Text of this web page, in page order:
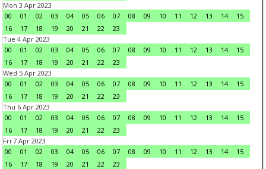
Mon 3 Apr 2023
00
01 02 03 04 05 06 07 08 09 10 11 12 13 14
15
16
17 18 19 20 21 22
23
Tue 4 Apr 2023
00
01 02 03 04 05 06 07 08 09 10 11 12 13 14
15
16
17 18 19 20 21 22
23
Wed 5 Apr 2023
00
01 02 03 04 05 06 07 08 09 10 11 12 13 14
15
16
17 18 19 20 21 22
23
Thu 6 Apr 2023
00
01 02 03 04 05 06 07 08 09 10 11 12 13 14
15
16
17 18 19 20 21 22
23
Fri 7 Apr 2023
00
01 02 03 04 05 06 07 08 09 10 11 12 13 14
15
16
17 18 19 20 21 22
23